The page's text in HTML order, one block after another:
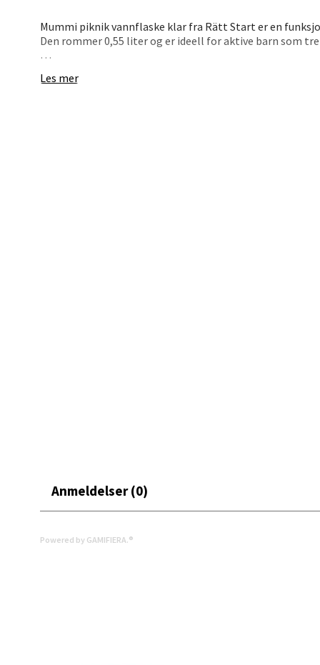
Mummi piknik vannflaske klar fra Rätt Start er en
Den rommer 0,55 liter og er ideell for aktive barn som
Det praktiske bærehåndtaket gjør den enkel å frakte med
Les mer
Anmeldelser (0)
Powered by GAMIFIERA.®
0 i